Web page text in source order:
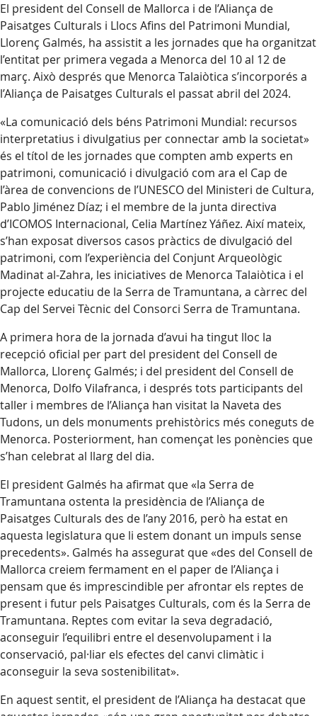
El president del Consell de Mallorca i de l’Aliança de
Paisatges Culturals i Llocs Afins del Patrimoni Mundial,
Llorenç Galmés, ha assistit a les jornades que ha organitzat
l’entitat per primera vegada a Menorca del 10 al 12 de
març. Això després que Menorca Talaiòtica s’incorporés a
l’Aliança de Paisatges Culturals el passat abril del 2024.
«La comunicació dels béns Patrimoni Mundial: recursos
interpretatius i divulgatius per connectar amb la societat»
és el títol de les jornades que compten amb experts en
patrimoni, comunicació i divulgació com ara el Cap de
l’àrea de convencions de l’UNESCO del Ministeri de Cultura,
Pablo Jiménez Díaz; i el membre de la junta directiva
d’ICOMOS Internacional, Celia Martínez Yáñez. Així mateix,
s’han exposat diversos casos pràctics de divulgació del
patrimoni, com l’experiència del Conjunt Arqueològic
Madinat al-Zahra, les iniciatives de Menorca Talaiòtica i el
projecte educatiu de la Serra de Tramuntana, a càrrec del
Cap del Servei Tècnic del Consorci Serra de Tramuntana.
A primera hora de la jornada d’avui ha tingut lloc la
recepció oficial per part del president del Consell de
Mallorca, Llorenç Galmés; i del president del Consell de
Menorca, Dolfo Vilafranca, i després tots participants del
taller i membres de l’Aliança han visitat la Naveta des
Tudons, un dels monuments prehistòrics més coneguts de
Menorca. Posteriorment, han començat les ponències que
s’han celebrat al llarg del dia.
El president Galmés ha afirmat que «la Serra de
Tramuntana ostenta la presidència de l’Aliança de
Paisatges Culturals des de l’any 2016, però ha estat en
aquesta legislatura que li estem donant un impuls sense
precedents». Galmés ha assegurat que «des del Consell de
Mallorca creiem fermament en el paper de l’Aliança i
pensam que és imprescindible per afrontar els reptes de
present i futur pels Paisatges Culturals, com és la Serra de
Tramuntana. Reptes com evitar la seva degradació,
aconseguir l’equilibri entre el desenvolupament i la
conservació, pal·liar els efectes del canvi climàtic i
aconseguir la seva sostenibilitat».
En aquest sentit, el president de l’Aliança ha destacat que